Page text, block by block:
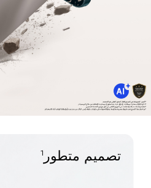
تصميم متطور 1